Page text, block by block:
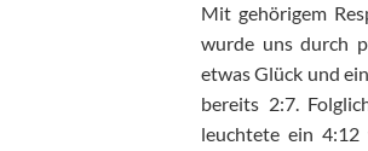
Mit gehörigem
wurde uns durch
etwas Glück und
bereits 2:7.
leuchtete ein 4:12